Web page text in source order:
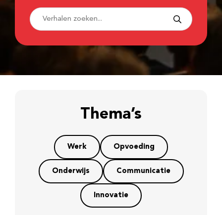
Thema’s
Werk Opvoeding
Onderwijs Communicatie
Innovatie